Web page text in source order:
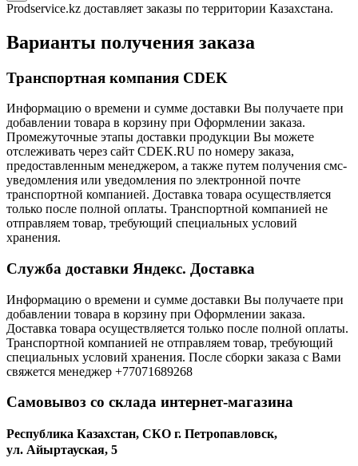
Prodservice.kz доставляет заказы по территории Казахстана.
Варианты получения заказа
Транспортная компания CDEK
Информацию о времени и сумме доставки Вы получаете при
добавлении товара в корзину при Оформлении заказа.
Промежуточные этапы доставки продукции Вы можете
отслеживать через сайт CDEK.RU по номеру заказа,
предоставленным менеджером, а также путем получения смс-
уведомления или уведомления по электронной почте
транспортной компанией. Доставка товара осуществляется
только после полной оплаты. Транспортной компанией не
отправляем товар, требующий специальных условий
хранения.
Служба доставки Яндекс. Доставка
Информацию о времени и сумме доставки Вы получаете при
добавлении товара в корзину при Оформлении заказа.
Доставка товара осуществляется только после полной оплаты.
Транспортной компанией не отправляем товар, требующий
специальных условий хранения. После сборки заказа с Вами
свяжется менеджер +77071689268
Самовывоз со склада интернет-магазина
Республика Казахстан, СКО г. Петропавловск,
ул. Айыртауская, 5